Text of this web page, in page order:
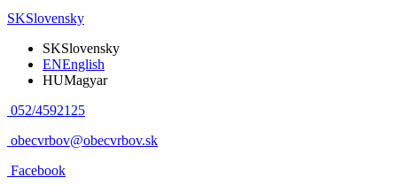
SKSlovensky
SKSlovensky
ENEnglish
HUMagyar
052/4592125
obecvrbov@obecvrbov.sk
Facebook